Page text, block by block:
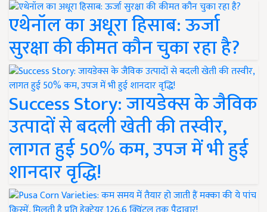
एथेनॉल का अधूरा हिसाब: ऊर्जा
सुरक्षा की कीमत कौन चुका रहा है?
Success Story: जायडेक्स के जैविक
उत्पादों से बदली खेती की तस्वीर,
लागत हुई 50% कम, उपज में भी हुई
शानदार वृद्धि!